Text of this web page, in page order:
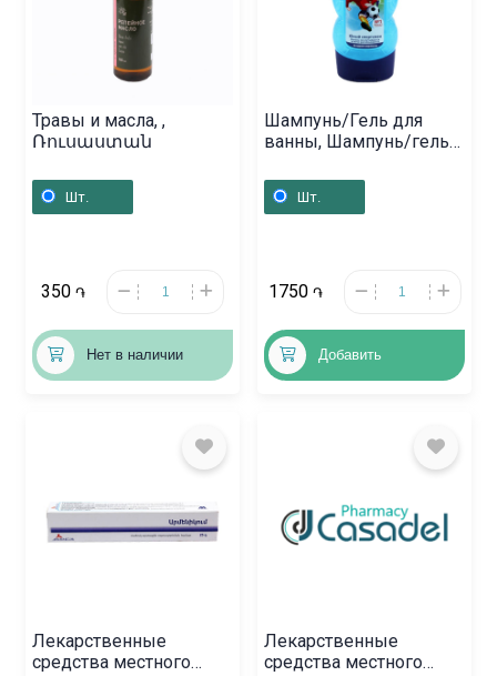
Травы и масла, ,
Ռուսաստան
Шт.
350 ֏
Нет в наличии
Шампунь/Гель для
ванны, Шампунь/гель
Գերմանիա
Шт.
1750 ֏
Добавить
Лекарственные
средства местного
Лекарственные
средства местного